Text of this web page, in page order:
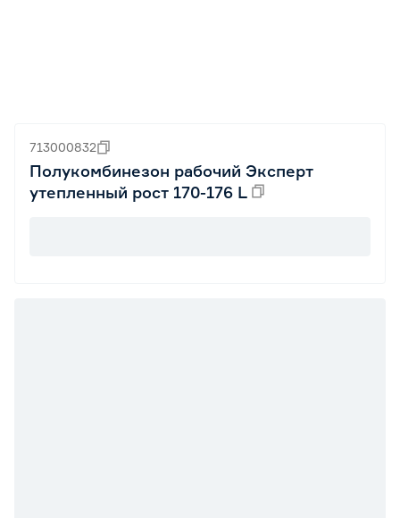
713000832
Полукомбинезон рабочий Эксперт
утепленный рост 170-176 L